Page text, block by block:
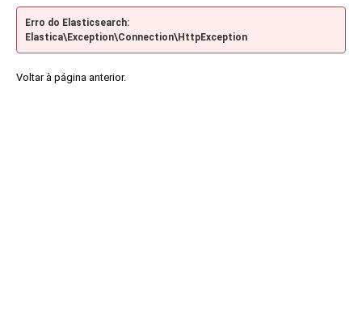
Erro do Elasticsearch:
Elastica\Exception\Connection\HttpException
Voltar à página anterior.